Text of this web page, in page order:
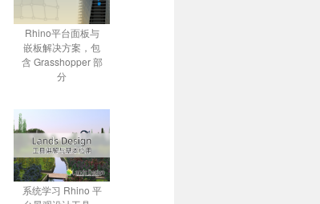
Rhino平台面板与
嵌板解决方案，包
含 Grasshopper 部
分
系统学习 Rhino 平